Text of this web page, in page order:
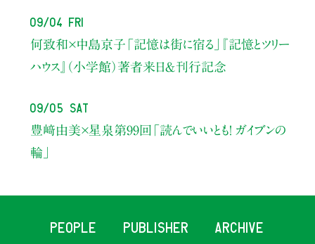
09/04 Fri
何致和×中島京子 「記憶は街に宿る」
『記憶とツリー
ハウス』（小学館）著者来日＆刊行記念
09/05 Sat
豊﨑由美×星泉 第99回「読んでいいとも！ ガイブンの
輪」
PEOPLE PUBLISHER ARCHIVE